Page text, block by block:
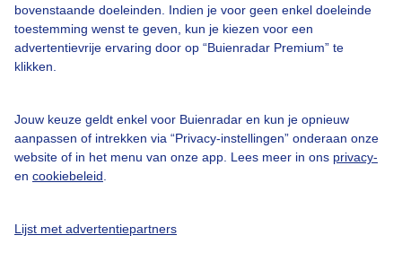
bovenstaande doeleinden. Indien je voor geen enkel doeleinde
toestemming wenst te geven, kun je kiezen voor een
advertentievrije ervaring door op “Buienradar Premium” te
klikken.
Jouw keuze geldt enkel voor Buienradar en kun je opnieuw
aanpassen of intrekken via “Privacy-instellingen” onderaan onze
website of in het menu van onze app. Lees meer in ons privacy-
en cookiebeleid
Lijst met advertentiepartners
Toegankelijkheid
Buienradar Team
Privacy beleid
Privacy instellingen